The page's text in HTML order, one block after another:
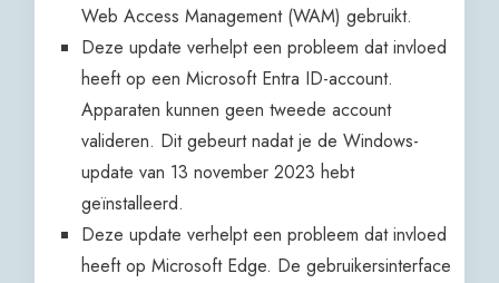
Web Access Management (WAM) gebruikt.
Deze update verhelpt een probleem dat invloed
heeft op een Microsoft Entra ID-account.
Apparaten kunnen geen tweede account
valideren. Dit gebeurt nadat je de Windows-
update van 13 november 2023 hebt
geïnstalleerd.
Deze update verhelpt een probleem dat invloed
heeft op Microsoft Edge. De gebruikersinterface